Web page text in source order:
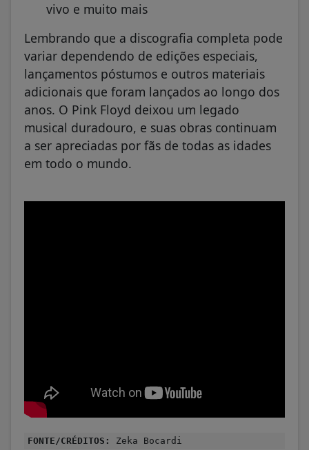
vivo e muito mais
Lembrando que a discografia completa pode
variar dependendo de edições especiais,
lançamentos póstumos e outros materiais
adicionais que foram lançados ao longo dos
anos. O Pink Floyd deixou um legado
musical duradouro, e suas obras continuam
a ser apreciadas por fãs de todas as idades
em todo o mundo.
FONTE/CRÉDITOS: Zeka Bocardi